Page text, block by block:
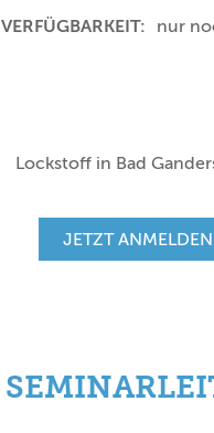
VERFÜGBARKEIT:
nur
Lockstoff in Bad
JETZT ANMELDEN